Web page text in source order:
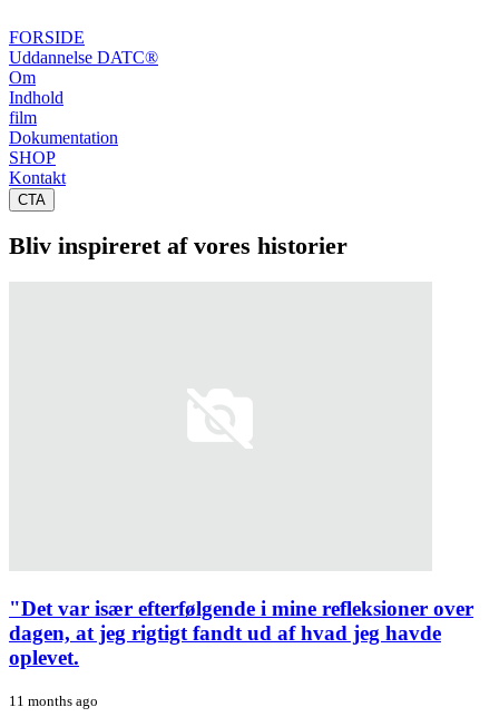
FORSIDE
Uddannelse DATC®
Om
Indhold
film
Dokumentation
SHOP
Kontakt
CTA
Bliv inspireret af vores historier
"Det var især efterfølgende i mine refleksioner over
dagen, at jeg rigtigt fandt ud af hvad jeg havde
oplevet.
11 months ago